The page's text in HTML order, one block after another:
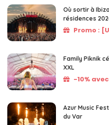
Où sortir à
résidences
Promo :
Family Piknik
XXL
-10%
Azur Music
du Var